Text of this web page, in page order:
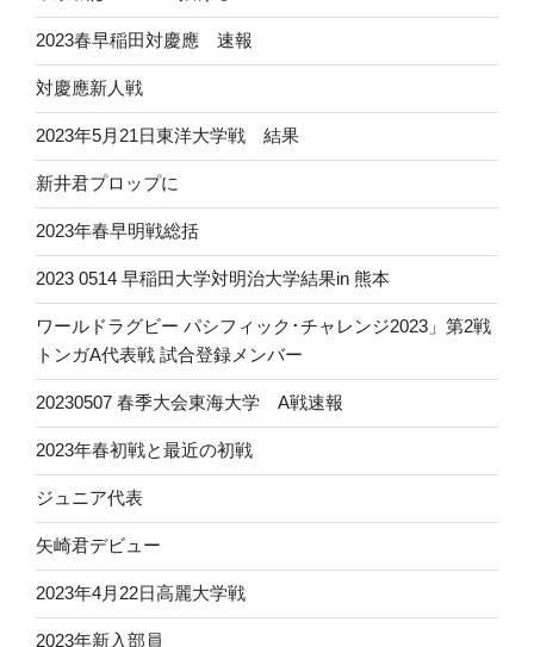
2023春早稲田対慶應 速報
対慶應新人戦
2023年5月21日東洋大学戦 結果
新井君プロップに
2023年春早明戦総括
2023 0514 早稲田大学対明治大学結果in 熊本
ワールドラグビー パシフィック･チャレンジ2023」第2戦
トンガA代表戦 試合登録メンバー
20230507 春季大会東海大学 A戦速報
2023年春初戦と最近の初戦
ジュニア代表
矢崎君デビュー
2023年4月22日高麗大学戦
2023年新入部員